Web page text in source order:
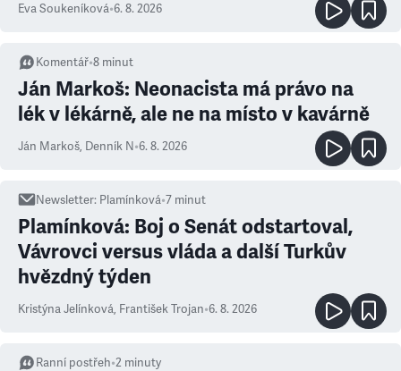
Eva Soukeníková•6. 8. 2026
Komentář•8 minut
Ján Markoš: Neonacista má právo na
lék v lékárně, ale ne na místo v kavárně
Ján Markoš, Denník N•6. 8. 2026
Newsletter: Plamínková•7 minut
Plamínková: Boj o Senát odstartoval,
Vávrovci versus vláda a další Turkův
hvězdný týden
Kristýna Jelínková, František Trojan•6. 8. 2026
Ranní postřeh•2 minuty